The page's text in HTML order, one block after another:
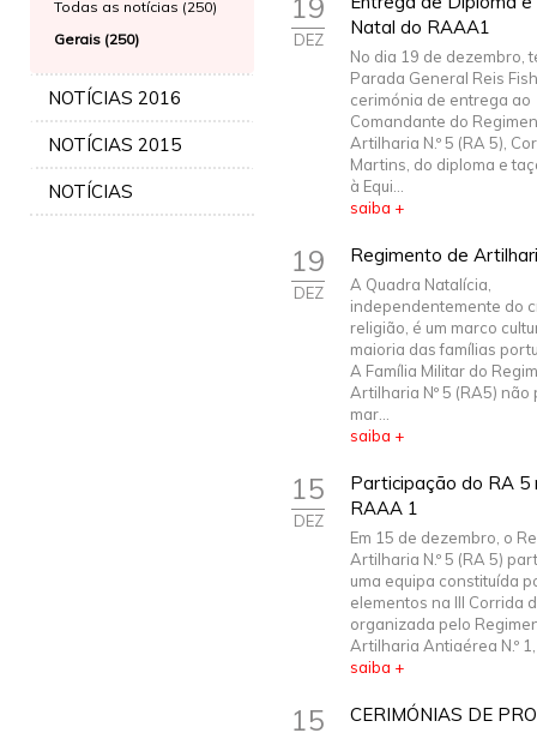
Todas as notícias (250)
Gerais (250)
NOTÍCIAS 2016
NOTÍCIAS 2015
NOTÍCIAS
19
DEZ
Natal do RAAA1
No dia 19 de dezembro,
Parada General Reis
cerimónia de entrega ao
Comandante do
Artilharia N.º 5 (RA 5),
Martins, do diploma e
à Equi...
saiba +
19
DEZ
Regimento de
A Quadra Natalícia,
independentemente do
religião, é um marco
maioria das famílias
A Família Militar do
Artilharia Nº 5 (RA5) não
mar...
saiba +
15
DEZ
Participação do RA 5
RAAA 1
Em 15 de dezembro, o
Artilharia N.º 5 (RA 5)
uma equipa constituída
elementos na III Corrida
organizada pelo
Artilharia Antiaérea N.º 1,
saiba +
15 CERIMÓNIAS DE